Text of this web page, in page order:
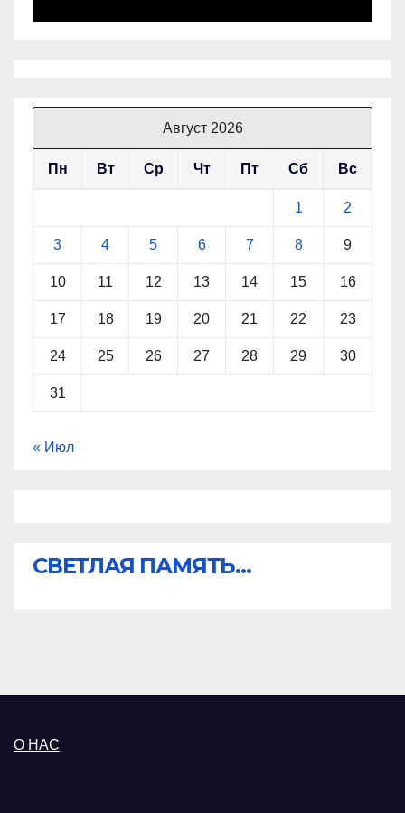
Август 2026
Пн Вт Ср Чт Пт Сб Вс
1 2
3 4 5 6 7 8 9
10 11 12 13 14 15 16
17 18 19 20 21 22 23
24 25 26 27 28 29 30
31
« Июл
СВЕТЛАЯ ПАМЯТЬ...
О НАС